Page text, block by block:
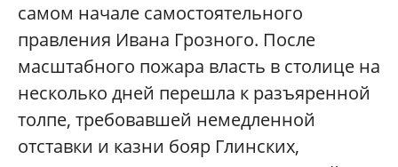
самом начале самостоятельного
правления Ивана Грозного. После
масштабного пожара власть в столице на
несколько дней перешла к разъяренной
толпе, требовавшей немедленной
отставки и казни бояр Глинских,